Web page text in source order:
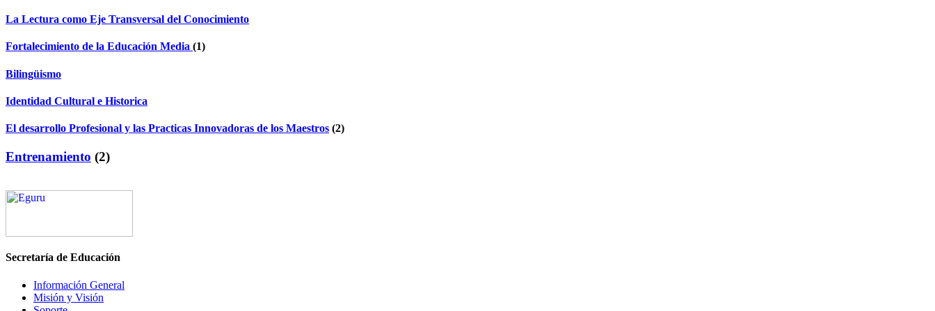
La Lectura como Eje Transversal del Conocimiento
Fortalecimiento de la Educación Media (1)
Bilingüismo
Identidad Cultural e Historica
El desarrollo Profesional y las Practicas Innovadoras de los Maestros (2)
Entrenamiento (2)
Secretaría de Educación
Información General
Misión y Visión